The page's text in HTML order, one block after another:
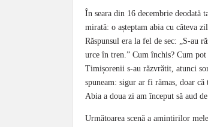
În seara din 16 decembrie deodată
mirată: o așteptam abia cu câteva
Răspunsul era la fel de sec: „S-au
urce în tren.” Cum închis? Cum
Timișorenii s-au răzvrătit, atunci
spuneam: sigur ar fi rămas, doar
Abia a doua zi am început să aud
Următoarea scenă a amintirilor